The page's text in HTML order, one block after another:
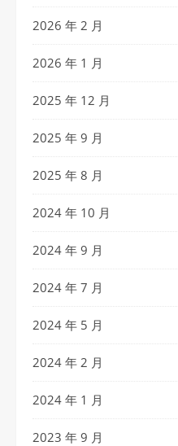
2026 年 2 月
2026 年 1 月
2025 年 12 月
2025 年 9 月
2025 年 8 月
2024 年 10 月
2024 年 9 月
2024 年 7 月
2024 年 5 月
2024 年 2 月
2024 年 1 月
2023 年 9 月